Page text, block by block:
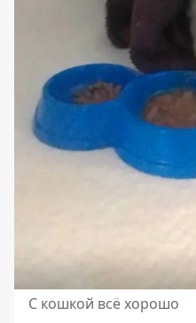
С кошкой всё хорошо